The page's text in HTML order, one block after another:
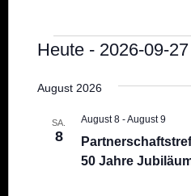
Heute - 2026-09-27
wählen.
August 2026
SA.
8
50 Jahre
August 8-August 9